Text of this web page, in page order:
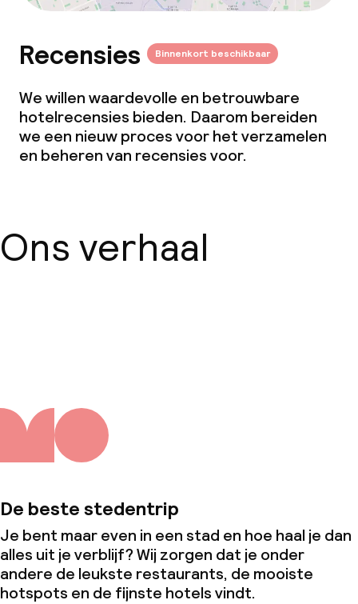
Recensies Binnenkort beschikbaar
We willen waardevolle en betrouwbare
hotelrecensies bieden. Daarom bereiden
we een nieuw proces voor het verzamelen
en beheren van recensies voor.
Ons verhaal
De beste stedentrip
Je bent maar even in een stad en hoe haal je dan
alles uit je verblijf? Wij zorgen dat je onder
andere de leukste restaurants, de mooiste
hotspots en de fijnste hotels vindt.